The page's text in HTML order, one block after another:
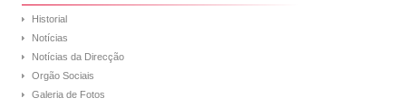
Historial
Notícias
Notícias da Direcção
Orgão Sociais
Galeria de Fotos